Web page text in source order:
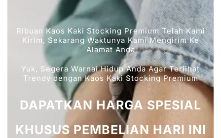
Ribuan Kaos Kaki Stocking Premium Telah Kami
Kirim, Sekarang Waktunya Kami Mengirim Ke
Alamat Anda
Yuk, Segera Warnai Hidup Anda Agar Terlihat
Trendy dengan Kaos Kaki Stocking Premium
DAPATKAN HARGA SPESIAL
KHUSUS PEMBELIAN HARI INI